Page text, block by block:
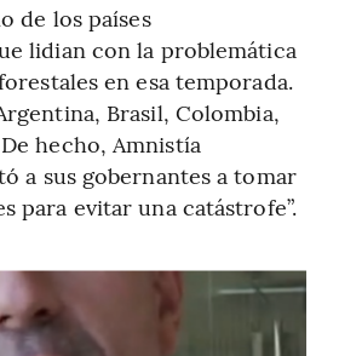
de los países
lidian con la problemática
en esa temporada.
Brasil, Colombia,
hecho, Amnistía
a sus gobernantes a tomar
para evitar una catástrofe”.